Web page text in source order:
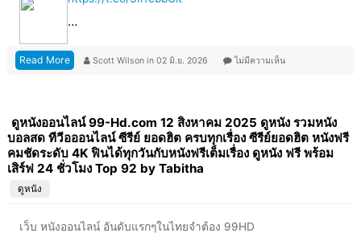
…
Read More Scott Wilson in 02 มิ.ย. 2026 ไม่มีความเห็น
ดูหนังออนไลน์ 99-Hd.com 12 สิงหาคม 2025 ดูหนัง รวมหนัง
บอลสด ทีวีอออนไลน์ ซีรีย์ ยอดฮิต ครบทุกเรื่อง ซีรีย์ยอดฮิต หนังฟรี
คมชัดระดับ 4K ฟินได้ทุกวันกับหนังฟรีเต็มเรื่อง ดูหนัง ฟรี พร้อม
เสิร์ฟ 24 ชั่วโมง Top 92 by Tabitha
ดูหนัง
เว็บ หนังออนไลน์ อันดับแรกๆในไทยจำต้อง 99HD